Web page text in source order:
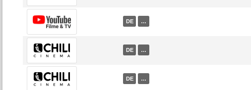
DE …
DE …
DE …